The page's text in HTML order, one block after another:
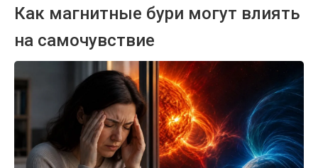
Как магнитные бури могут влиять
на самочувствие